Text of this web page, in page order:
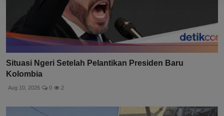
Situasi Ngeri Setelah Pelantikan Presiden Baru
Kolombia
Aug 10, 2026 0 2